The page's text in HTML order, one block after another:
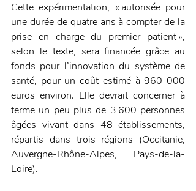
Cette expérimentation, « autorisée pour
une durée de quatre ans à compter de la
prise en charge du premier patient »,
selon le texte, sera financée grâce au
fonds pour l’innovation du système de
santé, pour un coût estimé à 960 000
euros environ. Elle devrait concerner à
terme un peu plus de 3 600 personnes
âgées vivant dans 48 établissements,
répartis dans trois régions (Occitanie,
Auvergne-Rhône-Alpes, Pays-de-la-
Loire).